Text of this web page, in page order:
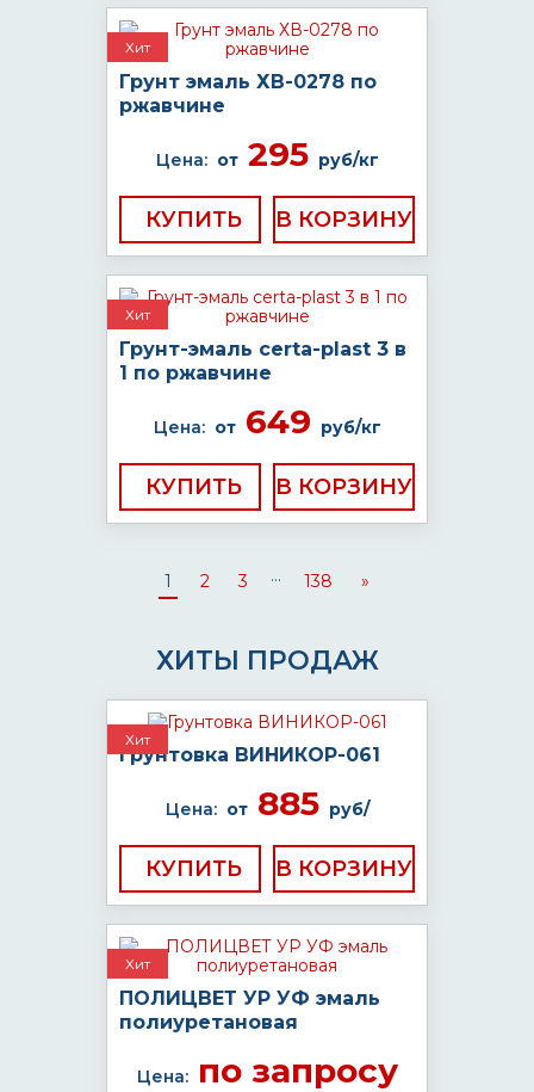
Хит
Грунт эмаль ХВ-0278 по
ржавчине
Цена: от295 руб/кг
КУПИТЬ
Хит
Грунт-эмаль certa-plast 3 в
1 по ржавчине
Цена: от649 руб/кг
КУПИТЬ
1 2 3 ... 138 »
ХИТЫ ПРОДАЖ
Хит
Грунтовка ВИНИКОР-061
Цена: от885 руб/
КУПИТЬ
Хит
ПОЛИЦВЕТ УР УФ эмаль
полиуретановая
Цена:по запросу